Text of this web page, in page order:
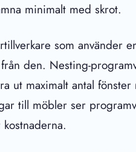
minimalt med skrot.
som använder
den. Nesting-
ut maximalt antal
till möbler ser